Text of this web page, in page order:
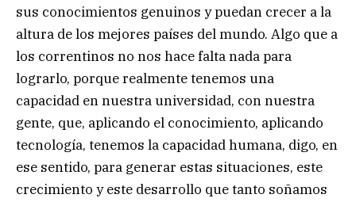
sus conocimientos genuinos y puedan crecer a la
altura de los mejores países del mundo. Algo que a
los correntinos no nos hace falta nada para
lograrlo, porque realmente tenemos una
capacidad en nuestra universidad, con nuestra
gente, que, aplicando el conocimiento, aplicando
tecnología, tenemos la capacidad humana, digo, en
ese sentido, para generar estas situaciones, este
crecimiento y este desarrollo que tanto soñamos